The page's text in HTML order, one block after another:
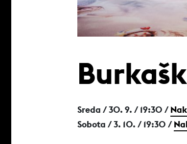
Sreda / 30. 9. / 19:30 /
Sobota / 3. 10. / 19:30 /